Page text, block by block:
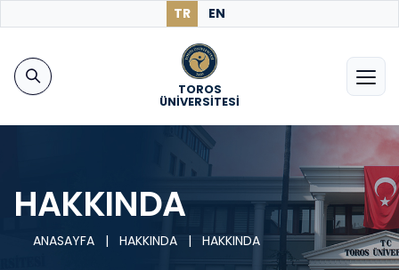
TR EN
TOROS
ÜNİVERSİTESİ
HAKKINDA
ANASAYFA | HAKKINDA | HAKKINDA